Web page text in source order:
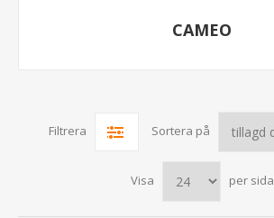
CAMEO
Filtrera Sortera på
Visa per sida